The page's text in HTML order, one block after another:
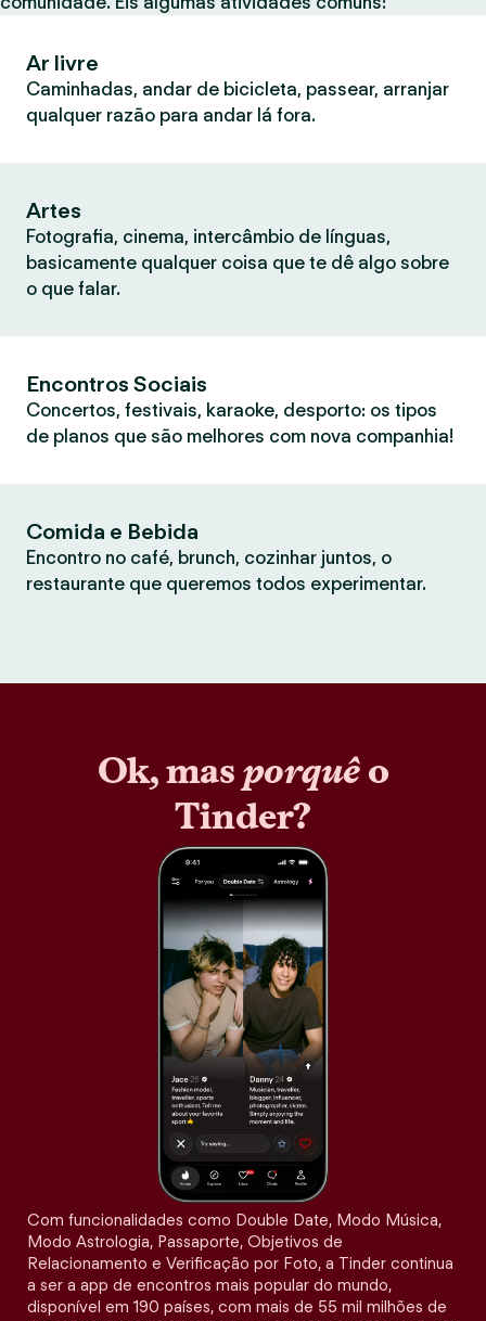
Ar livre
Caminhadas, andar de bicicleta, passear, arranjar
qualquer razão para andar lá fora.
Artes
Fotografia, cinema, intercâmbio de línguas,
basicamente qualquer coisa que te dê algo sobre
o que falar.
Encontros Sociais
Concertos, festivais, karaoke, desporto: os tipos
de planos que são melhores com nova companhia!
Comida e Bebida
Encontro no café, brunch, cozinhar juntos, o
restaurante que queremos todos experimentar.
Ok, masporquêo
Tinder?
Com funcionalidades como Double Date, Modo Música,
Modo Astrologia, Passaporte, Objetivos de
Relacionamento e Verificação por Foto, a Tinder continua
a ser a app de encontros mais popular do mundo,
disponível em 190 países, com mais de 55 mil milhões de